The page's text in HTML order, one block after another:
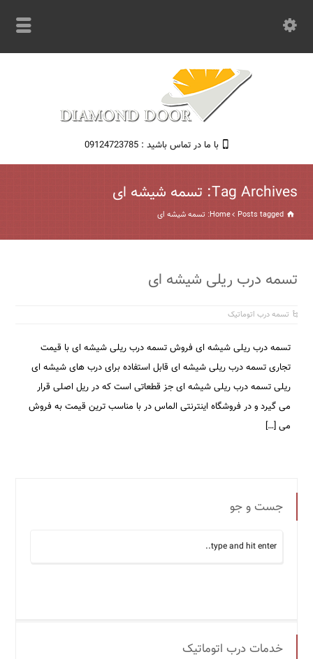
با ما در تماس باشید : 09124723785
Tag Archives: تسمه شیشه ای
Home Posts tagged: تسمه شیشه ای
تسمه درب ریلی شیشه ای
تسمه درب اتوماتیک
تسمه درب ریلی شیشه ای فروش تسمه درب ریلی شیشه ای با قیمت
تجاری تسمه درب ریلی شیشه ای قابل استفاده برای درب های شیشه ای
ریلی تسمه درب ریلی شیشه ای جز قطعاتی است که در ریل اصلی قرار
می گیرد و در فروشگاه اینترنتی الماس در با مناسب ترین قیمت به فروش
می […]
جست و جو
خدمات درب اتوماتیک